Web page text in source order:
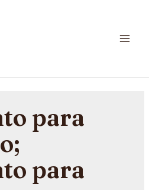
para
para